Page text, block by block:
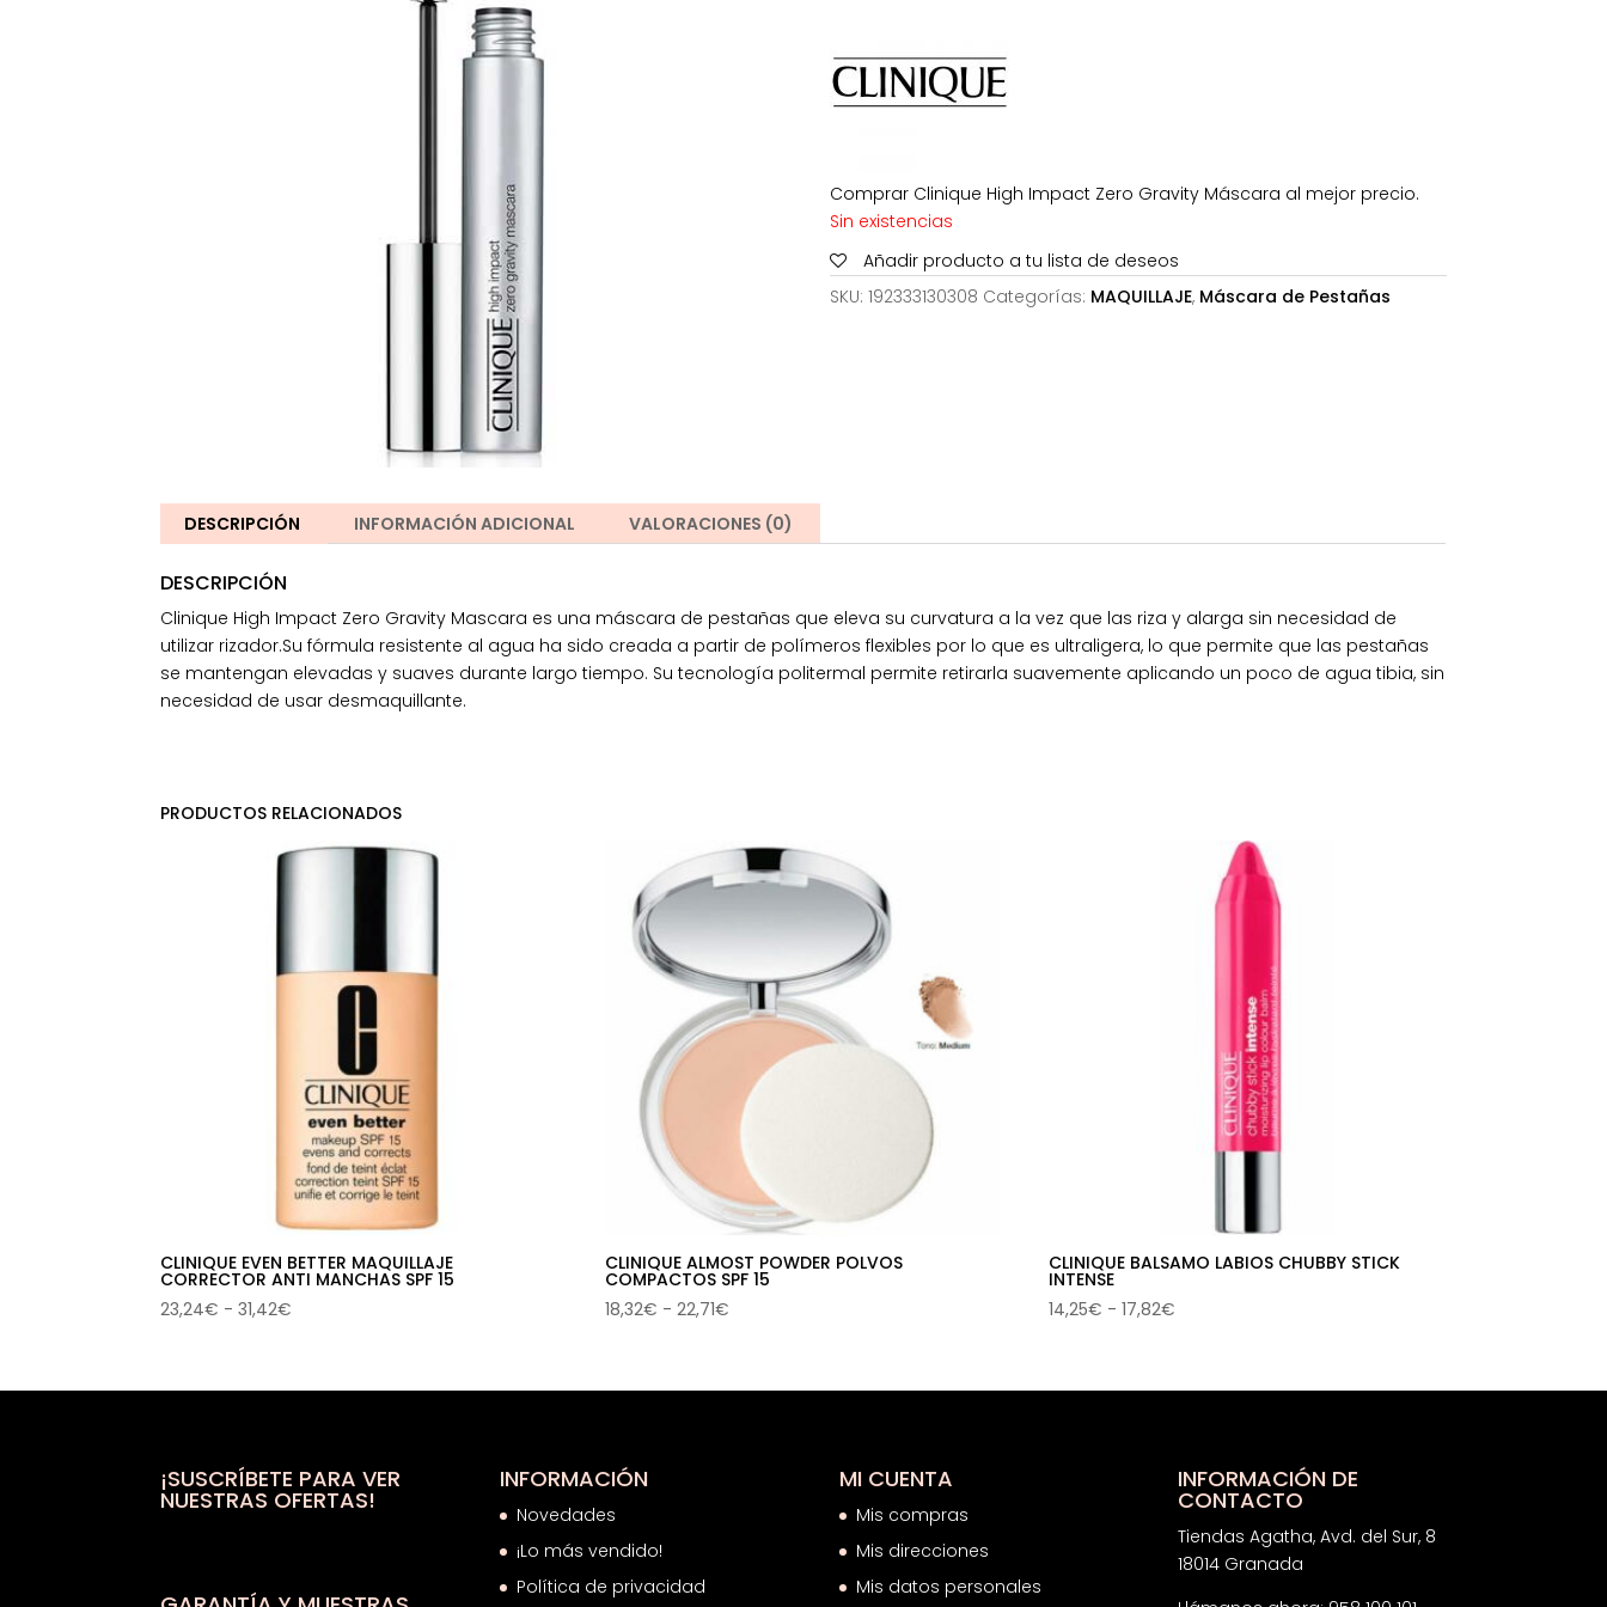
32,00€.
Comprar Clinique High Impact Zero Gravity Máscara al mejor precio.
Sin existencias
Añadir producto a tu lista de deseos
SKU: 192333130308 Categorías: MAQUILLAJE, Máscara de Pestañas
DESCRIPCIÓN INFORMACIÓN ADICIONAL VALORACIONES (0)
DESCRIPCIÓN
Clinique High Impact Zero Gravity Mascara es una máscara de pestañas que eleva su curvatura a la vez que las riza y alarga sin necesidad de
utilizar rizador.Su fórmula resistente al agua ha sido creada a partir de polímeros flexibles por lo que es ultraligera, lo que permite que las pestañas
se mantengan elevadas y suaves durante largo tiempo. Su tecnología politermal permite retirarla suavemente aplicando un poco de agua tibia, sin
necesidad de usar desmaquillante.
PRODUCTOS RELACIONADOS
CLINIQUE EVEN BETTER MAQUILLAJE
CORRECTOR ANTI MANCHAS SPF 15
23,24€ - 31,42€
desde
31,42€
CLINIQUE ALMOST POWDER POLVOS
COMPACTOS SPF 15
18,32€ - 22,71€Rango
desde
CLINIQUE BALSAMO LABIOS CHUBBY STICK
INTENSE
14,25€ - 17,82€
desde
17,82€
¡SUSCRÍBETE PARA VER
NUESTRAS OFERTAS!
INFORMACIÓN
Novedades
¡Lo más vendido!
Política de privacidad
MI CUENTA
Mis compras
Mis direcciones
Mis datos personales
INFORMACIÓN DE
CONTACTO
Tiendas Agatha, Avd. del Sur, 8
18014 Granada